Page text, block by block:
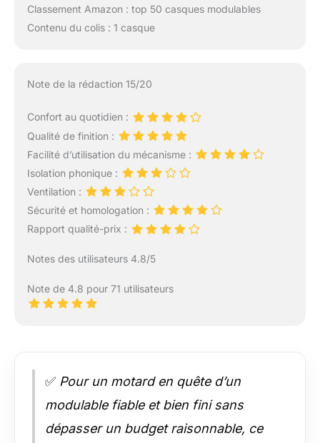
Classement Amazon : top 50 casques modulables
Contenu du colis : 1 casque
Note de la rédaction 15/20
Confort au quotidien :
Qualité de finition :
Facilité d’utilisation du mécanisme :
Isolation phonique :
Ventilation :
Sécurité et homologation :
Rapport qualité-prix :
Notes des utilisateurs 4.8/5
Note de 4.8 pour 71 utilisateurs
✅ Pour un motard en quête d’un
modulable fiable et bien fini sans
dépasser un budget raisonnable, ce